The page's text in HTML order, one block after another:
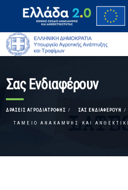
Σας Ενδιαφέρουν
ΔΡΆΣΕΙΣ ΑΓΡΟΔΙΑΤΡΟΦΉΣ ΣΑΣ ΕΝΔΙΑΦΈΡΟΥΝ
ΤΑΜΕΊΟ ΑΝΆΚΑΜΨΗΣ ΚΑΙ